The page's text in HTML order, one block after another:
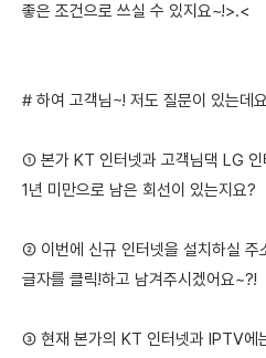
좋은 조건으로 쓰실 수 있지요~!>.<
# 하여 고객님~! 저도 질문이 있는데
① 본가 KT 인터넷과 고객님댁 LG 인
1년 미만으로 남은 회선이 있는지요?
② 이번에 신규 인터넷을 설치하실 주
글자를 클릭!하고 남겨주시겠어요~?!
③ 현재 본가의 KT 인터넷과 IPTV에